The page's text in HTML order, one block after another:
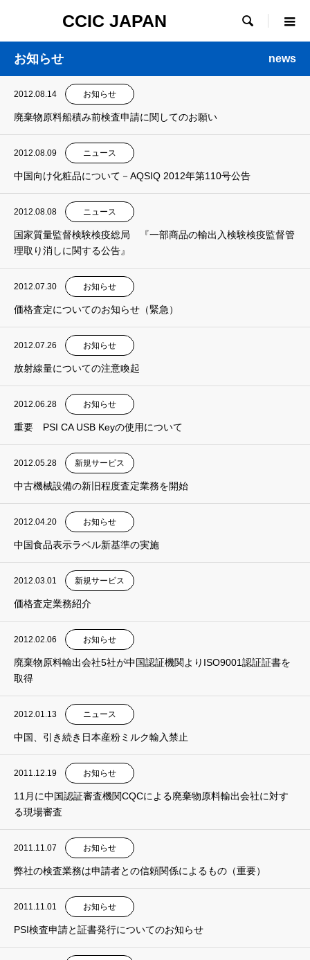
CCIC JAPAN 
お知らせ news
2012.08.14 お知らせ
廃棄物原料船積み前検査申請に関してのお願い
2012.08.09 ニュース
中国向け化粧品について－AQSIQ 2012年第110号公告
2012.08.08 ニュース
国家質量監督検験検疫総局 『一部商品の輸出入検験検疫監督管
理取り消しに関する公告』
2012.07.30 お知らせ
価格査定についてのお知らせ（緊急）
2012.07.26 お知らせ
放射線量についての注意喚起
2012.06.28 お知らせ
重要 PSI CA USB Keyの使用について
2012.05.28 新規サービス
中古機械設備の新旧程度査定業務を開始
2012.04.20 お知らせ
中国食品表示ラベル新基準の実施
2012.03.01 新規サービス
価格査定業務紹介
2012.02.06 お知らせ
廃棄物原料輸出会社5社が中国認証機関よりISO9001認証証書を
取得
2012.01.13 ニュース
中国、引き続き日本産粉ミルク輸入禁止
2011.12.19 お知らせ
11月に中国認証審査機関CQCによる廃棄物原料輸出会社に対す
る現場審査
2011.11.07 お知らせ
弊社の検査業務は申請者との信頼関係によるもの（重要）
2011.11.01 お知らせ
PSI検査申請と証書発行についてのお知らせ